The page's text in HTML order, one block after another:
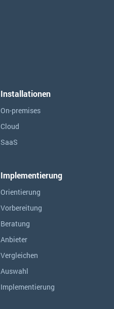
Installationen
On-premises
Cloud
SaaS
Implementierung
Orientierung
Vorbereitung
Beratung
Anbieter
Vergleichen
Auswahl
Implementierung